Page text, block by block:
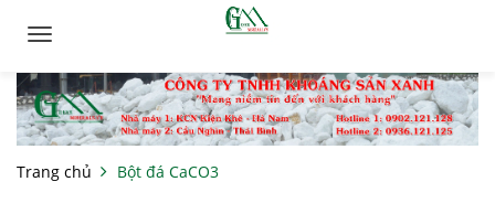
Toggle
Trang chủ Bột đá CaCO3